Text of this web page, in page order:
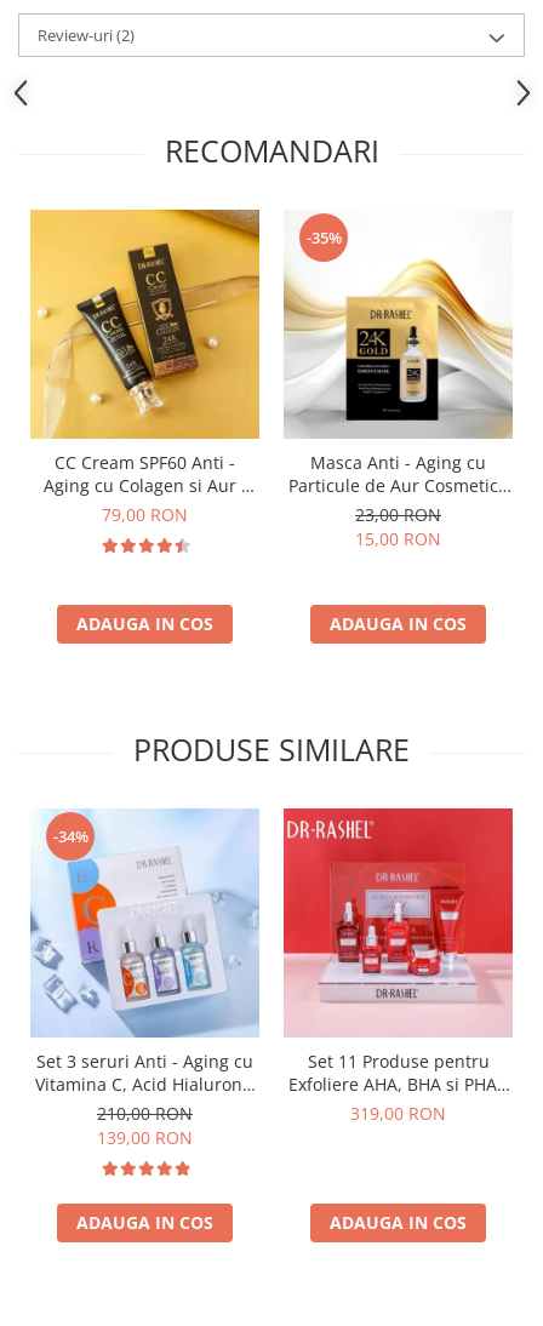
Review-uri(2)
RECOMANDARI
CC Cream SPF60 Anti -
Aging cu Colagen si Aur -
Dr. Rashel 24K Gold Make-
79,00 RON
ADAUGA IN COS
-35%
Masca Anti - Aging cu
Particule de Aur Cosmetic -
Dr Rashel 24K Gold
Radiance & Anti- Aging
Essence Mask
23,00 RON
15,00 RON
ADAUGA IN COS
PRODUSE SIMILARE
-34%
Set 3 seruri Anti - Aging cu
Vitamina C, Acid Hialuronic
si Retinol - Dr. Rashel Facial
Serum pack
210,00 RON
139,00 RON
ADAUGA IN COS
Set 11 Produse pentru
Exfoliere AHA, BHA si PHA -
Dr. Rashel Miracle Renewal
319,00 RON
ADAUGA IN COS